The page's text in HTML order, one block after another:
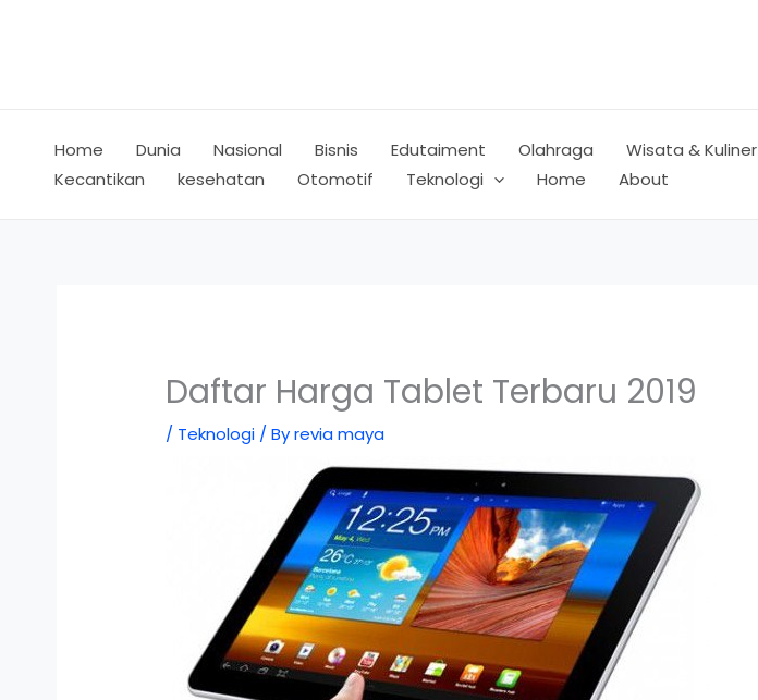
Home Dunia Nasional Bisnis Edutaiment Olahraga Wisata & Kuliner
Kecantikan
kesehatan Otomotif Teknologi Home About
Daftar Harga Tablet Terbaru 2019
/ Teknologi / Byrevia maya